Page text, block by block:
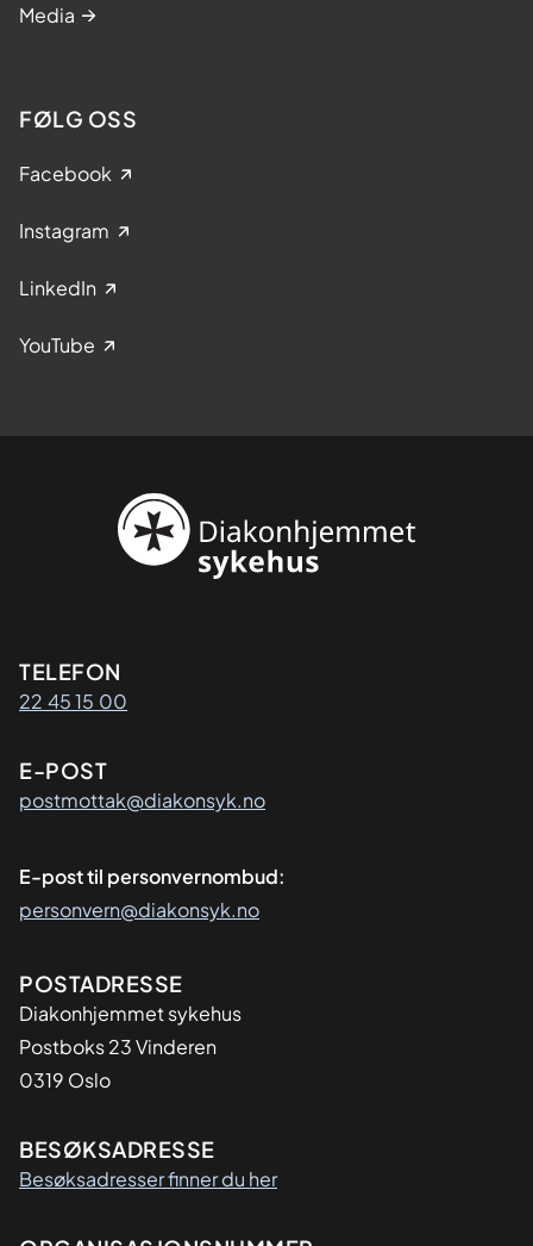
Media
FØLG OSS
Facebook
Instagram
LinkedIn
YouTube
Kontaktinformasjon
TELEFON
22 45 15 00
E-POST
postmottak@diakonsyk.no
E-post til personvernombud:
personvern@diakonsyk.no
Adresse
POSTADRESSE
Diakonhjemmet sykehus
Postboks 23 Vinderen
0319 Oslo
BESØKSADRESSE
Besøksadresser finner du her